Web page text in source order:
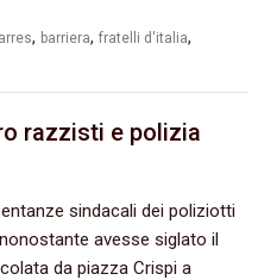
, barriera,fratelli d'italia,
razzisti e polizia
sindacali dei poliziotti
avesse siglato il
da piazza Crispi a